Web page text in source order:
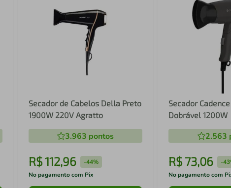
Secador de Cabelos Della Preto
1900W 220V Agratto
3.963 pontos
R$112,96 -44%
No pagamento com Pix
Secador
Dobrável 1200W
2.563
R$73,06 -
No pagamento com